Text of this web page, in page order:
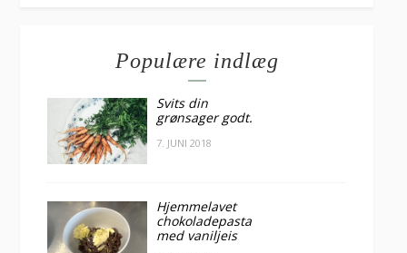
Populære indlæg
Svits din
grønsager godt.
7. JUNI 2018
Hjemmelavet
chokoladepasta
med vaniljeis